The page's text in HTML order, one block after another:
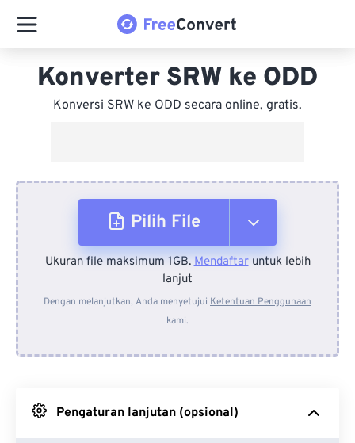
Konverter SRW ke ODD
Konversi SRW ke ODD secara online, gratis.
Pilih File
Dari Perangkat
Dari Dropbox
Ukuran file maksimum 1GB.Mendaftaruntuk lebih
lanjut
Dengan melanjutkan, Anda menyetujui Ketentuan Penggunaan
kami.
Pengaturan lanjutan (opsional)